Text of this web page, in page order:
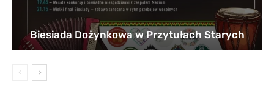
Biesiada Dożynkowa w Przytułach Starych